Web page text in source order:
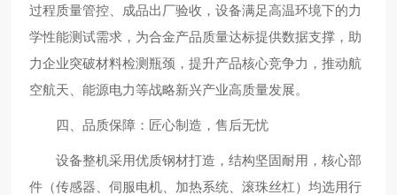
过程质量管控、成品出厂验收，设备满足高温环境下的力
学性能测试需求，为合金产品质量达标提供数据支撑，助
力企业突破材料检测瓶颈，提升产品核心竞争力，推动航
空航天、能源电力等战略新兴产业高质量发展。
四、品质保障：匠心制造，售后无忧
设备整机采用优质钢材打造，结构坚固耐用，核心部
件（传感器、伺服电机、加热系统、滚珠丝杠）均选用行